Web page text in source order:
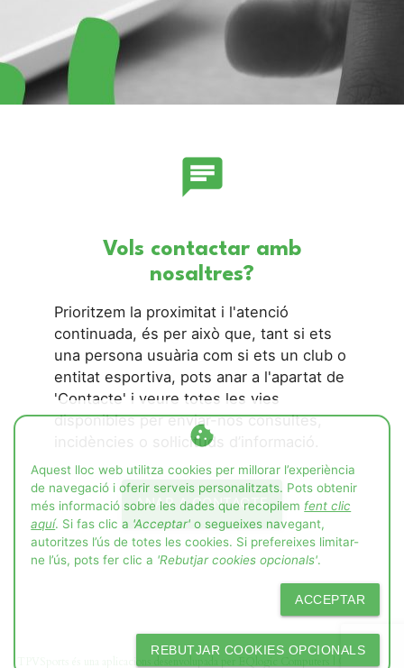
chat
Vols contactar amb
nosaltres?
Prioritzem la proximitat i l'atenció
continuada, és per això que, tant si ets
una persona usuària com si ets un club o
entitat esportiva, pots anar a l'apartat de
'Contacte' i veure totes les vies
disponibles per enviar-nos consultes,
incidències o sol·licituds d’informació.
ANAR A CONTACTE
cookie
Aquest lloc web utilitza cookies per millorar l’experiència
de navegació i oferir serveis personalitzats. Pots obtenir
més informació sobre les dades que recopilem fent clic
aquí. Si fas clic a 'Acceptar' o segueixes navegant,
autoritzes l’ús de totes les cookies. Si prefereixes limitar-
ne l’ús, pots fer clic a 'Rebutjar cookies opcionals'.
ACCEPTAR
REBUTJAR COOKIES OPCIONALS
TPVSports és una aplicacions desenvolupada per EQlogic Computers | © 2026 EQC